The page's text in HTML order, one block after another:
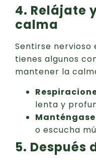
4. Relájate
calma
Sentirse nervioso
tienes algunos
mantener la
lenta y
o escucha
5. Después